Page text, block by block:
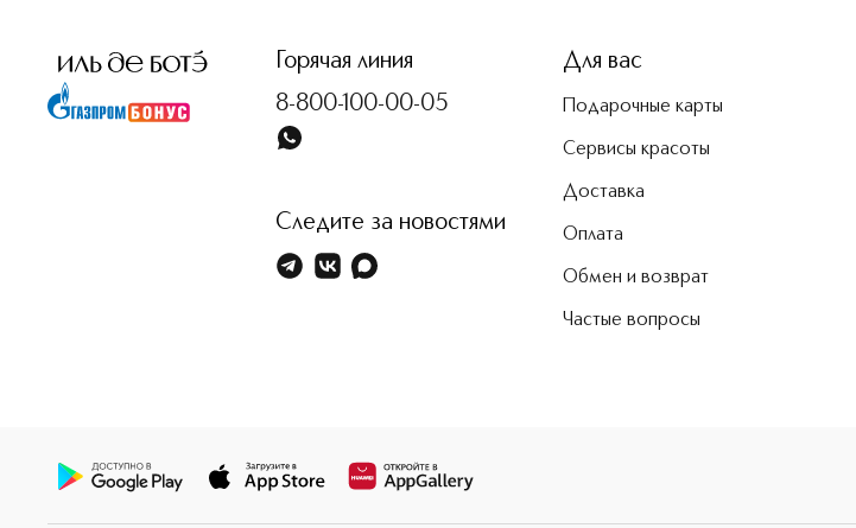
Горячая линия
8-800-100-00-05
Следите за новостями
Для вас
Подарочные карты
Сервисы красоты
Доставка
Оплата
Обмен и возврат
Частые вопросы